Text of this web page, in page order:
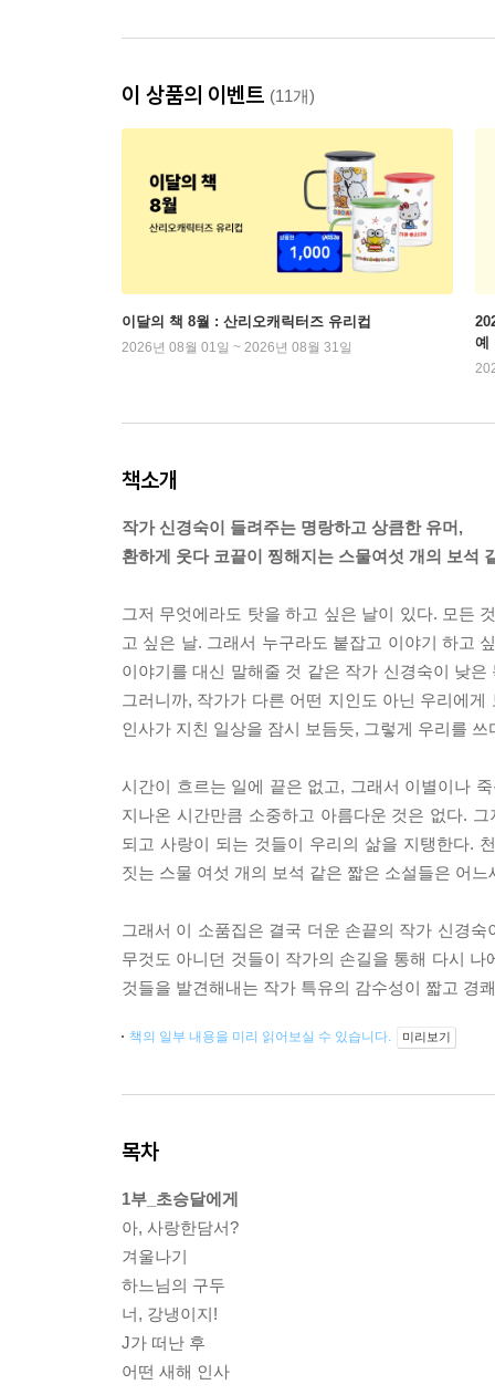
이 상품의 이벤트 (11개)
이달의 책 8월 : 산리오캐릭터즈 유리컵
2026년 08월 01일 ~ 2026년 08월 31일
예
책소개
작가 신경숙이 들려주는 명랑하고 상큼한 유머,
환하게 웃다 코끝이 찡해지는 스물여섯 개의 보석
그저 무엇에라도 탓을 하고 싶은 날이 있다. 모든
고 싶은 날. 그래서 누구라도 붙잡고 이야기 하고
이야기를 대신 말해줄 것 같은 작가 신경숙이 낮
그러니까, 작가가 다른 어떤 지인도 아닌 우리에
인사가 지친 일상을 잠시 보듬듯, 그렇게 우리를 쓰
시간이 흐르는 일에 끝은 없고, 그래서 이별이나
지나온 시간만큼 소중하고 아름다운 것은 없다.
되고 사랑이 되는 것들이 우리의 삶을 지탱한다.
짓는 스물 여섯 개의 보석 같은 짧은 소설들은 어
그래서 이 소품집은 결국 더운 손끝의 작가 신경
무것도 아니던 것들이 작가의 손길을 통해 다시
것들을 발견해내는 작가 특유의 감수성이 짧고 경
책의 일부 내용을 미리 읽어보실 수 있습니다. 미리보기
목차
1부_초승달에게
아, 사랑한담서?
겨울나기
하느님의 구두
너, 강냉이지!
J가 떠난 후
어떤 새해 인사